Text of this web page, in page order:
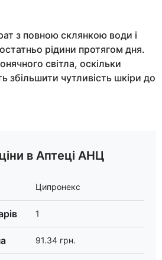
з повною склянкою води і
рідини протягом дня.
світла, оскільки
збільшити чутливість шкіри до
в Аптеці АНЦ
Ципронекс
1
91.34 грн.